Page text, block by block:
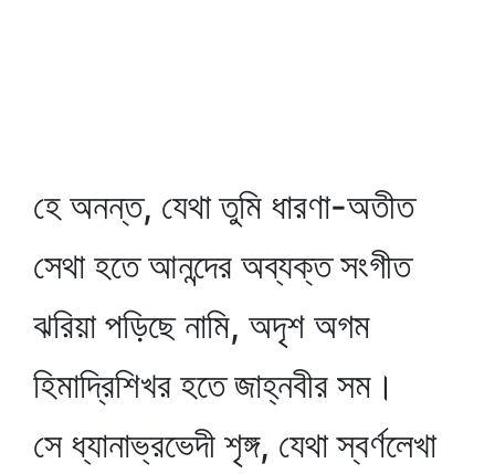
হে অনন্ত, যেথা তুমি ধারণা-অতীত
সেথা হতে আনন্দের অব্যক্ত সংগীত
ঝরিয়া পড়িছে নামি, অদৃশ অগম
হিমাদ্রিশিখর হতে জাহ্নবীর সম।
সে ধ্যানাভ্রভেদী শৃঙ্গ, যেথা স্বর্ণলেখা